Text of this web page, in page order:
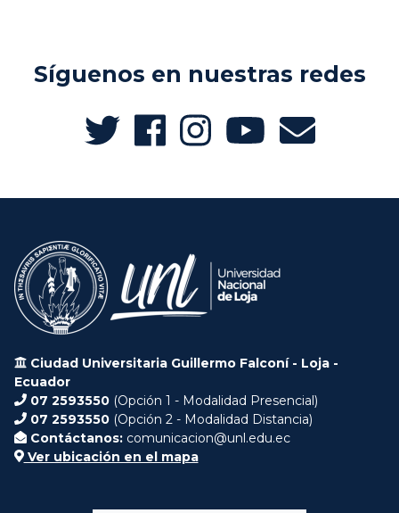
Síguenos en nuestras redes
Ciudad Universitaria Guillermo Falconí - Loja -
Ecuador
07 2593550 (Opción 1 - Modalidad Presencial)
07 2593550 (Opción 2 - Modalidad Distancia)
Contáctanos: comunicacion@unl.edu.ec
Ver ubicación en el mapa